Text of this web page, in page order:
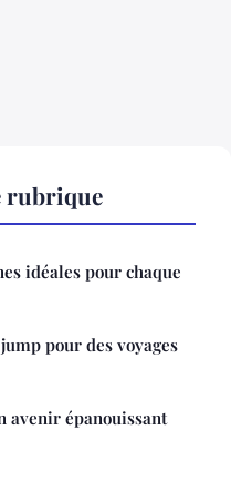
rubrique
idéales pour chaque
pour des voyages
avenir épanouissant